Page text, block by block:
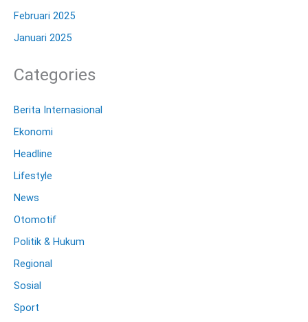
Februari 2025
Januari 2025
Categories
Berita Internasional
Ekonomi
Headline
Lifestyle
News
Otomotif
Politik & Hukum
Regional
Sosial
Sport